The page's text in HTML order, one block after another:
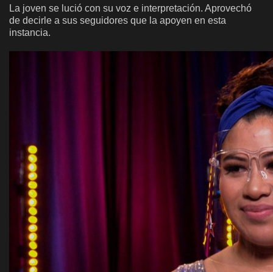
La joven se lució con su voz e interpretación. Aprovechó
de decirle a sus seguidores que la apoyen en esta
instancia.